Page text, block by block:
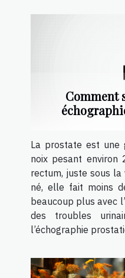
Comment
La prostate est une
noix pesant
rectum, juste sous la
né, elle fait moins
beaucoup plus avec
des troubles
l’échographie